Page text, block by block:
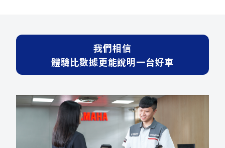
我們相信
體驗比數據更能說明一台好車